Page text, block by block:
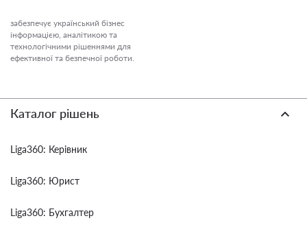
забезпечує український бізнес
інформацією, аналітикою та
технологічними рішеннями для
ефективної та безпечної роботи.
Каталог рішень
Liga360: Керівник
Liga360: Юрист
Liga360: Бухгалтер